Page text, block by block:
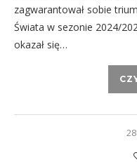
zagwarantował sobie
Świata w sezonie 2024/
okazał się…